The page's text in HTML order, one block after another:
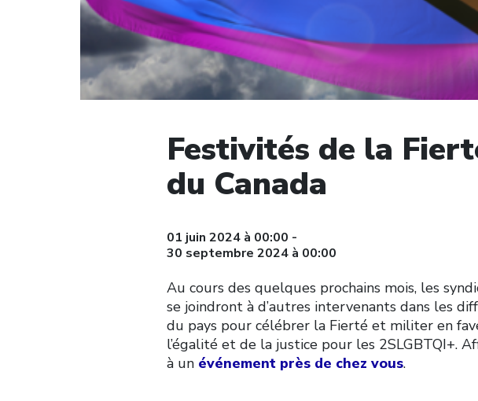
Festivités de la
du Canada
01 juin 2024 à 00:00 -
30 septembre 2024 à 00:00
Au cours des quelques prochains mois, les
se joindront à d’autres intervenants dans les
du pays pour célébrer la Fierté et militer en
l’égalité et de la justice pour les 2SLGBTQI+.
à un événement près de chez vous.